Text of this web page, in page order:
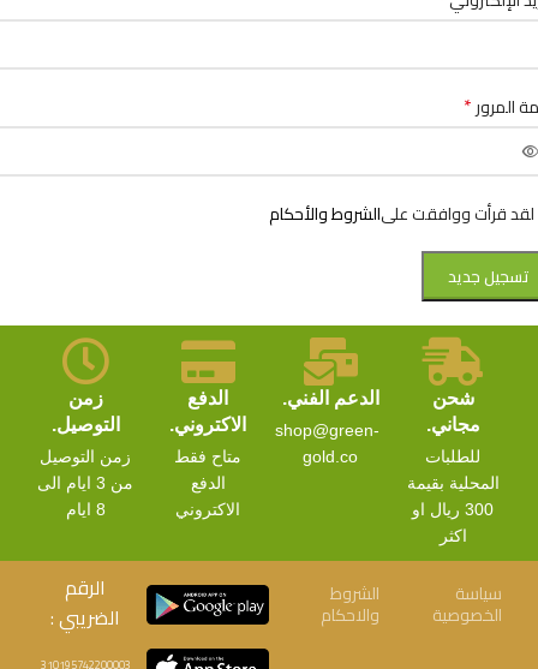
المرور*
لقد قرأت ووافقت علىالشروط والأحكام
تسجيل جديد
شحن
مجاني.
للطلبات
المحلية بقيمة
300 ريال او
اكثر
الدعم الفني.
shop@green-
gold.co
الدفع
الاكتروني.
متاح فقط
الدفع
الاكتروني
زمن
التوصيل.
زمن التوصيل
من 3 ايام الى
8 ايام
سياسة
الخصوصية
الشروط
والاحكام
الرقم
الضريبي :
310195742200003